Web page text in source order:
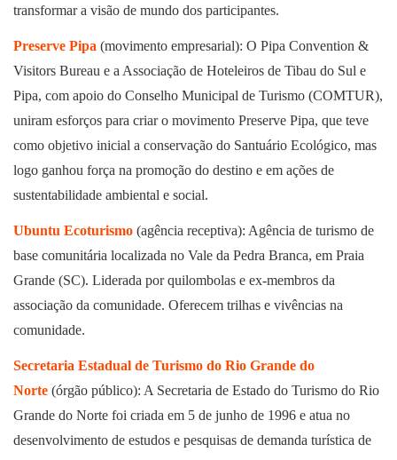
transformar a visão de mundo dos participantes.
Preserve Pipa (movimento empresarial): O Pipa Convention &
Visitors Bureau e a Associação de Hoteleiros de Tibau do Sul e
Pipa, com apoio do Conselho Municipal de Turismo (COMTUR),
uniram esforços para criar o movimento Preserve Pipa, que teve
como objetivo inicial a conservação do Santuário Ecológico, mas
logo ganhou força na promoção do destino e em ações de
sustentabilidade ambiental e social.
Ubuntu Ecoturismo (agência receptiva): Agência de turismo de
base comunitária localizada no Vale da Pedra Branca, em Praia
Grande (SC). Liderada por quilombolas e ex-membros da
associação da comunidade. Oferecem trilhas e vivências na
comunidade.
Secretaria Estadual de Turismo do Rio Grande do
Norte (órgão público): A Secretaria de Estado do Turismo do Rio
Grande do Norte foi criada em 5 de junho de 1996 e atua no
desenvolvimento de estudos e pesquisas de demanda turística de